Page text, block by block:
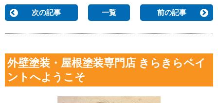
次の記事 一覧 前の記事
外壁塗装・屋根塗装専門店 きらきらペイ
ントへようこそ